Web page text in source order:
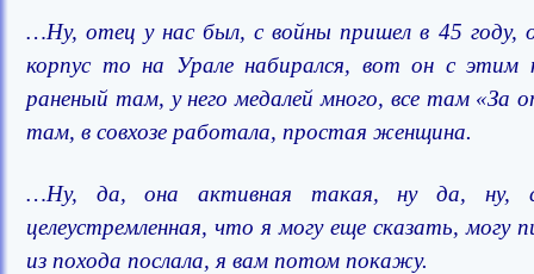
…Ну, отец у нас был, с войны пришел в 45 году,
корпус то на Урале набирался, вот он с этим
раненый там, у него медалей много, все там «За
там, в совхозе работала, простая женщина.
…Ну, да, она активная такая, ну да, ну,
целеустремленная, что я могу еще сказать,
из похода послала, я вам потом покажу.